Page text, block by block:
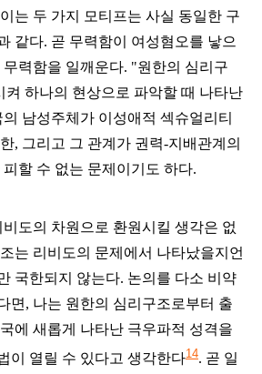
는 두 가지 모티프는 사실 동일한 구
같다. 곧 무력함이 여성혐오를 낳으
력함을 일깨운다. "원한의 심리구
켜 하나의 현상으로 파악할 때 나타난
남성주체가 이성애적 섹슈얼리티
, 그리고 그 관계가 권력-지배관계의
할 수 없는 문제이기도 하다.
도의 차원으로 환원시킬 생각은 없
는 리비도의 문제에서 나타났을지언
국한되지 않는다. 논의를 다소 비약
면, 나는 원한의 심리구조로부터 출
에 새롭게 나타난 극우파적 성격을
이 열릴 수 있다고 생각한다14. 곧 일